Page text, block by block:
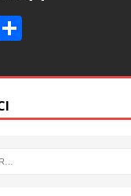
P
ta
er